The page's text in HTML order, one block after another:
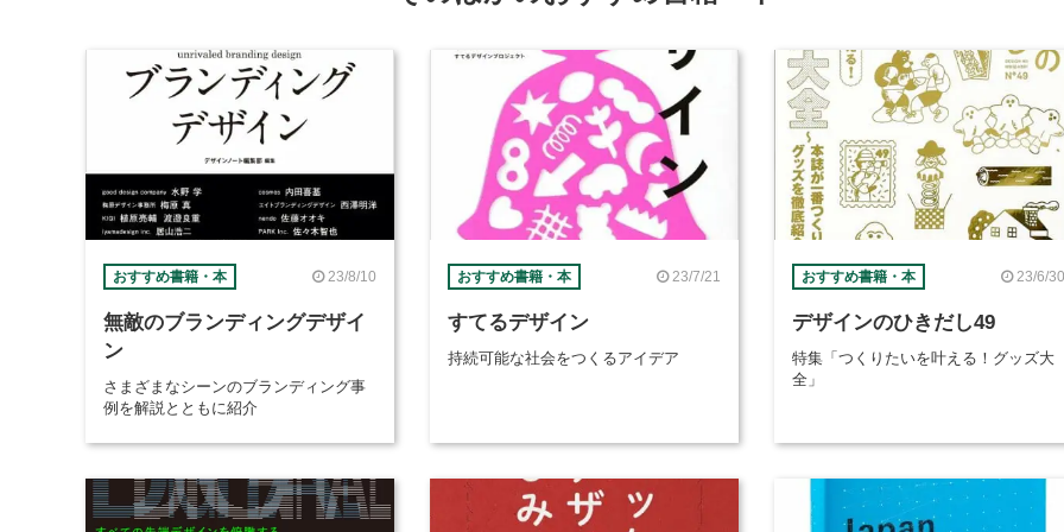
おすすめ書籍・本 23/8/10
無敵のブランディングデザイ
ン
さまざまなシーンのブランディング事
例を解説とともに紹介
おすすめ書籍・本 23/7/21
すてるデザイン
持続可能な社会をつくるアイデア
おすすめ書籍・本 23/6/30
デザインのひきだし49
特集「つくりたいを叶える！グッズ大
全」